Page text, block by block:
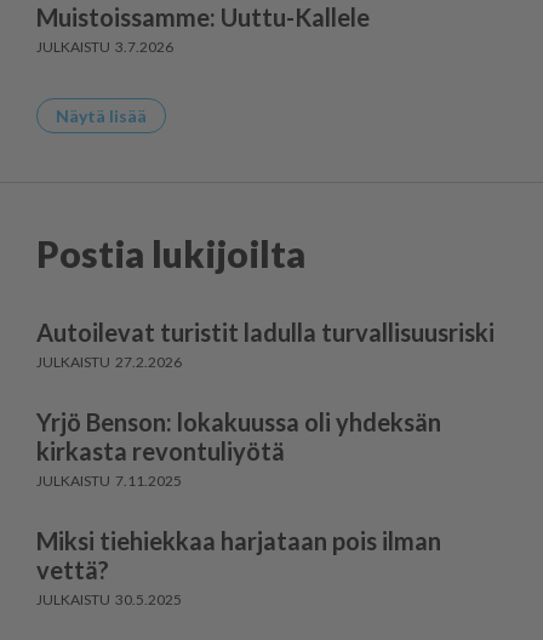
Muistoissamme: Uuttu-Kallele
3.7.2026
Näytä lisää
Postia lukijoilta
Autoilevat turistit ladulla turvallisuusriski
27.2.2026
Yrjö Benson: lokakuussa oli yhdeksän
kirkasta revontuliyötä
7.11.2025
Miksi tiehiekkaa harjataan pois ilman
vettä?
30.5.2025